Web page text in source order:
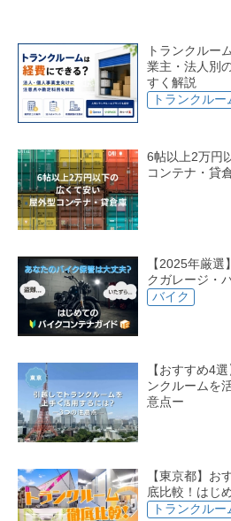
東京メトロ千代田線 東京メトロ
東京メトロ半蔵門線 東京メトロ南
東京メトロ副都心線
都営浅草線 都営三田線 都営
東京さくらトラム（都電荒川線）
りんかい線 北総鉄道北総線
株式会社ランドハウジング
株式会社パ
株式会社アイ・キューブ
株式会社ビッ
株式会社コイシカワ
ミヤコホールディ
株式会社ピネスト
ジェイレックス・コ
タイムズジャパン有限会社
リフォームスタジオ株式会社
株式会
株式会社UK Corporation
合同会社Mt
株式会社リリクル
株式会社リビングセ
株式会社ユニマット不動産
三幡商事株式会社
株式会社NORTH
株式会社大野縫次郎商店
株式会社トミザワ
株式会社大盛工業
株式会社ノアジャパン
株式会社エス
株式会社ブレイズライン
株式会社アッ
株式会社イオク
株式会社吉住ホーム
積水ハウスシャーメゾンPM東京株式会社
株式会社不動産ランド
株式会社Y’sエ
株式会社イコム
合同会社ファミリコ
ル・グラシエルビルディング株式会社
リアルパートナーズ株式会社
トランクルー
業主・法人別
すく解説
トランクルー
6帖以上2万円
コンテナ・貸
【2025年厳
クガレージ・
バイク
【おすすめ4
ンクルームを
意点ー
【東京都】お
底比較！はじ
トランクルー